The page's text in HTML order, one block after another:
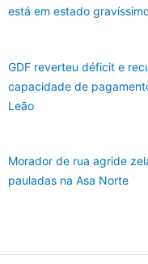
está em estado
GDF reverteu déficit e
capacidade de
Leão
Morador de rua agride
pauladas na Asa Norte